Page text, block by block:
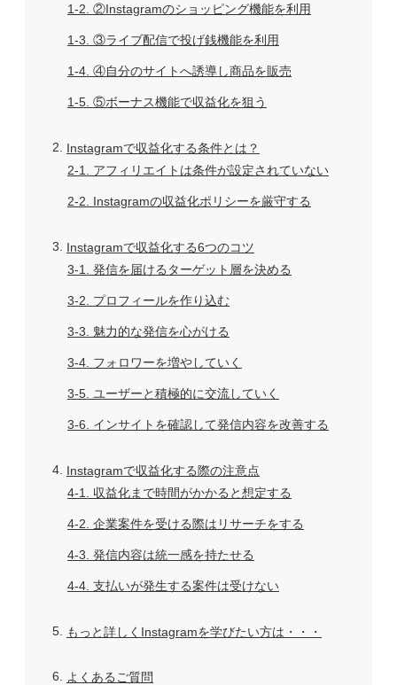
1-2 ②Instagramのショッピング機能を利用
1-3 ③ライブ配信で投げ銭機能を利用
1-4 ④自分のサイトへ誘導し商品を販売
1-5 ⑤ボーナス機能で収益化を狙う
2
Instagramで収益化する条件とは？
2-1
アフィリエイトは条件が設定されていない
2-2 Instagramの収益化ポリシーを厳守する
3
Instagramで収益化する6つのコツ
3-1
発信を届けるターゲット層を決める
3-2 プロフィールを作り込む
3-3 魅力的な発信を心がける
3-4 フォロワーを増やしていく
3-5 ユーザーと積極的に交流していく
3-6 インサイトを確認して発信内容を改善する
4 Instagramで収益化する際の注意点
4-1
収益化まで時間がかかると想定する
4-2 企業案件を受ける際はリサーチをする
4-3 発信内容は統一感を持たせる
4-4 支払いが発生する案件は受けない
5 もっと詳しくInstagramを学びたい方は・・・
6
よくあるご質問